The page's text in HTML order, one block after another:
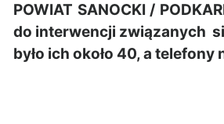
POWIAT SANOCKI /
do interwencji związanych
było ich około 40, a